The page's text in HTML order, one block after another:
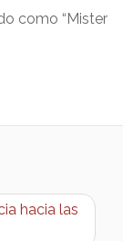
como “Mister
hacia las